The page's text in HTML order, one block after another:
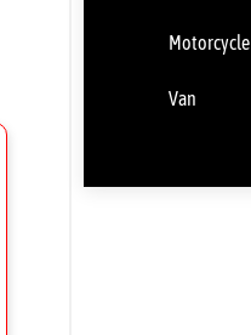
Motorcycle
Van